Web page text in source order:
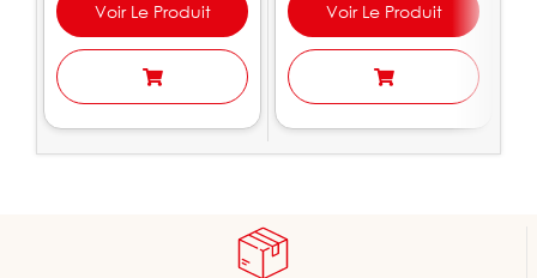
Voir Le Produit Voir Le Produit